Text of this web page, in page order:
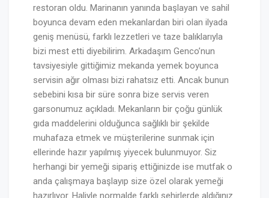
restoran oldu. Marinanın yanında başlayan ve sahil
boyunca devam eden mekanlardan biri olan ilyada
geniş menüsü, farklı lezzetleri ve taze balıklarıyla
bizi mest etti diyebilirim. Arkadaşım Genco’nun
tavsiyesiyle gittiğimiz mekanda yemek boyunca
servisin ağır olması bizi rahatsız etti. Ancak bunun
sebebini kısa bir süre sonra bize servis veren
garsonumuz açıkladı. Mekanların bir çoğu günlük
gıda maddelerini olduğunca sağlıklı bir şekilde
muhafaza etmek ve müşterilerine sunmak için
ellerinde hazır yapılmış yiyecek bulunmuyor. Siz
herhangi bir yemeği sipariş ettiğinizde ise mutfak o
anda çalışmaya başlayıp size özel olarak yemeği
hazırlıyor. Haliyle normalde farklı şehirlerde aldığınız